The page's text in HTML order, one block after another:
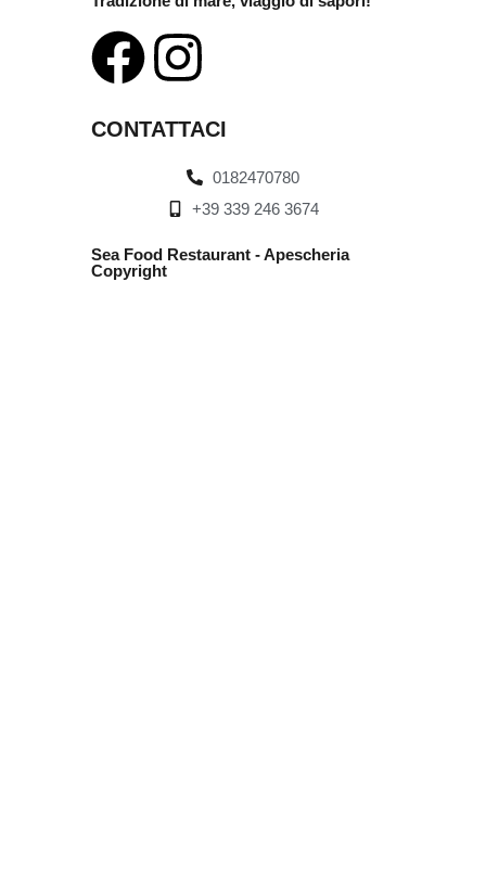
CONTATTACI
0182470780
+39 339 246 3674
Sea Food Restaurant - Apescheria
Copyright